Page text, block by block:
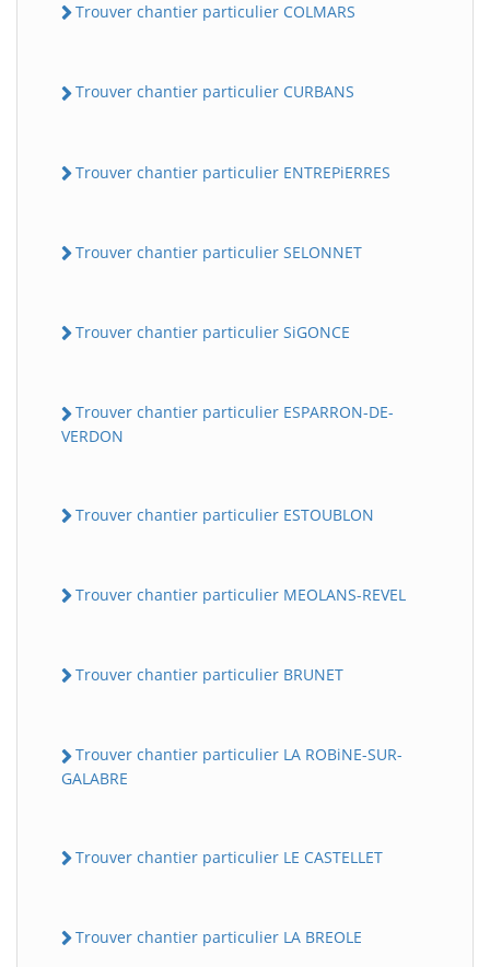
Trouver chantier particulier COLMARS
Trouver chantier particulier CURBANS
Trouver chantier particulier ENTREPiERRES
Trouver chantier particulier SELONNET
Trouver chantier particulier SiGONCE
Trouver chantier particulier ESPARRON-DE-
VERDON
Trouver chantier particulier ESTOUBLON
Trouver chantier particulier MEOLANS-REVEL
Trouver chantier particulier BRUNET
Trouver chantier particulier LA ROBiNE-SUR-
GALABRE
Trouver chantier particulier LE CASTELLET
Trouver chantier particulier LA BREOLE